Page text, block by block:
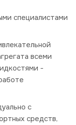
специалистами
всеми
-
с
средств,